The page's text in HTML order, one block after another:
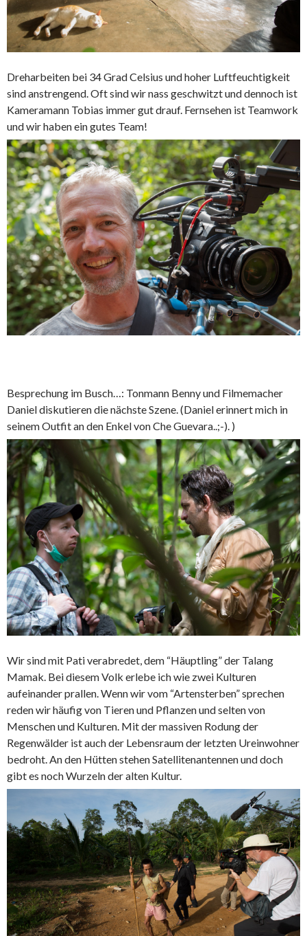
Dreharbeiten bei 34 Grad Celsius und hoher Luftfeuchtigkeit
sind anstrengend. Oft sind wir nass geschwitzt und dennoch ist
Kameramann Tobias immer gut drauf. Fernsehen ist Teamwork
und wir haben ein gutes Team!
Besprechung im Busch…: Tonmann Benny und Filmemacher
Daniel diskutieren die nächste Szene. (Daniel erinnert mich in
seinem Outfit an den Enkel von Che Guevara..;-). )
Wir sind mit Pati verabredet, dem “Häuptling” der Talang
Mamak. Bei diesem Volk erlebe ich wie zwei Kulturen
aufeinander prallen. Wenn wir vom “Artensterben” sprechen
reden wir häufig von Tieren und Pflanzen und selten von
Menschen und Kulturen. Mit der massiven Rodung der
Regenwälder ist auch der Lebensraum der letzten Ureinwohner
bedroht. An den Hütten stehen Satellitenantennen und doch
gibt es noch Wurzeln der alten Kultur.